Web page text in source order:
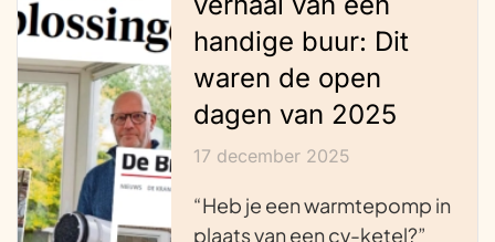
handige buur: Dit
waren de open
dagen van 2025
17 december 2025
“Heb je een warmtepomp in
plaats van een cv-ketel?”